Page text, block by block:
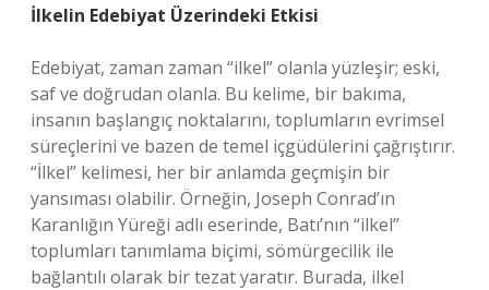
İlkelin Edebiyat Üzerindeki Etkisi
Edebiyat, zaman zaman “ilkel” olanla yüzleşir; eski,
saf ve doğrudan olanla. Bu kelime, bir bakıma,
insanın başlangıç noktalarını, toplumların evrimsel
süreçlerini ve bazen de temel içgüdülerini çağrıştırır.
“İlkel” kelimesi, her bir anlamda geçmişin bir
yansıması olabilir. Örneğin, Joseph Conrad’ın
Karanlığın Yüreği adlı eserinde, Batı’nın “ilkel”
toplumları tanımlama biçimi, sömürgecilik ile
bağlantılı olarak bir tezat yaratır. Burada, ilkel